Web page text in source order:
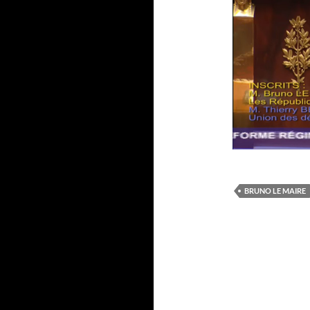
BRUNO LE MAIRE